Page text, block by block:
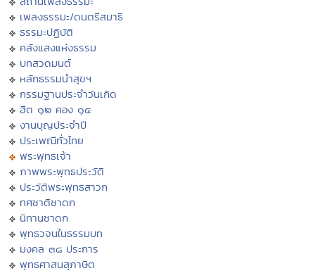
เพลงธรรมะ/ดนตรีสมาธิ
ธรรมะปฏิบัติ
คลังแสงแห่งธรรม
บทสวดมนต์
หลักธรรมนำสุขฯ
กรรมฐานประจำวันเกิด
ฮีต ๑๒ คอง ๑๔
งานบุญประจำปี
ประเพณีทั่วไทย
พระพุทธเจ้า
ภาพพระพุทธประวัติ
ประวัติพระพุทธสาวก
ทศชาติชาดก
นิทานชาดก
พุทธวจนในธรรมบท
มงคล ๓๘ ประการ
พุทธศาสนสุภาษิต